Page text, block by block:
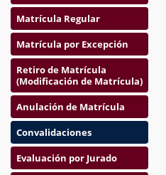
Matrícula Regular
Matrícula por Excepción
Retiro de Matrícula
(Modificación de Matrícula)
Anulación de Matrícula
Convalidaciones
Evaluación por Jurado